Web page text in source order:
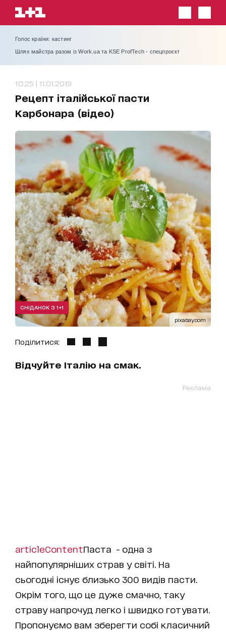
Голос країни: кастинг
Шлях майстра разом із Work.ua та KSE ProfTech - спецпроєкт
10:25 | 11.01.2019
Рецепт італійської пасти
Карбонара (відео)
pixabay.com
СНІДАНОК З 1+1
Поділитися:
Відчуйте Італію на смак.
Реклама
articleContentПаста - одна з
найпопулярніших страв у світі. На
сьогодні існує близько 300 видів пасти.
Окрім того, що це дуже смачно, таку
страву напрочуд легко і швидко готувати.
Пропонуємо вам зберегти собі класичний